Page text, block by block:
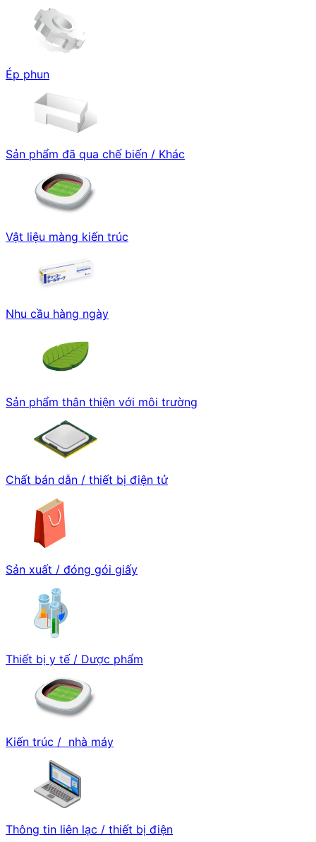
Ép phun
Sản phẩm đã qua chế biến / Khác
Vật liệu màng kiến trúc
Nhu cầu hàng ngày
Sản phẩm thân thiện với môi trường
Chất bán dẫn / thiết bị điện tử
Sản xuất / đóng gói giấy
Thiết bị y tế / Dược phẩm
Kiến trúc / nhà máy
Thông tin liên lạc / thiết bị điện